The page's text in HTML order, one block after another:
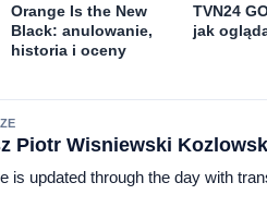
Orange Is the New
Black: anulowanie,
historia i oceny
TVN24
jak
Piotr Wisniewski
is updated through the day with